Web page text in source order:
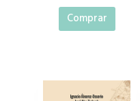
Comprar